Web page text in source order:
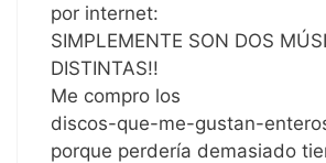
por internet:
SIMPLEMENTE SON DOS
DISTINTAS!!
Me compro los
discos-que-me-gustan-
porque perdería demasiado